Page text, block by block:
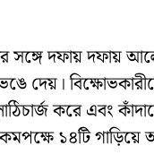
সঙ্গে দফায় দফায়
দেয়।
করে এবং
১৪টি গাড়িয়ে